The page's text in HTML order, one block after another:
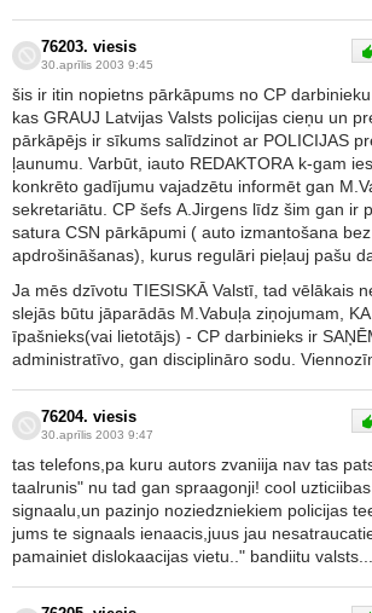
76203. viesis
30.aprīlis 2003 9:45
šis ir itin nopietns pārkāpums no CP
kas GRAUJ Latvijas Valsts policijas cieņu un prestižu.
pārkāpējs ir sīkums salīdzinot ar POLICIJAS prestižam nodarīto
ļaunumu. Varbūt, iauto REDAKTORA k-gam iespēju robežās par
konkrēto gadījumu vajadzētu informēt gan
sekretariātu. CP šefs A.Jirgens līdz šim gan ir pierādījis, ka viņu tml.
satura CSN pārkāpumi ( auto izmantošana
apdrošināšanas), kurus regulāri pieļauj pašu
Ja mēs dzīvotu TIESISKĀ Valstī, tad vēlākais
slejās būtu jāparādās M.Vabuļa ziņojumam,
īpašnieks(vai lietotājs) - CP darbinieks ir SAŅĒMIS gan
administratīvo, gan disciplināro
76204. viesis
30.aprīlis 2003 9:47
tas telefons,pa kuru autors zvaniija nav tas
taalrunis" nu tad gan spraagonji! cool
signaalu,un pazinjo noziedzniekiem policijas
jums te signaals ienaacis,juus jau
pamainiet dislokaacijas vietu.." bandiitu valsts...